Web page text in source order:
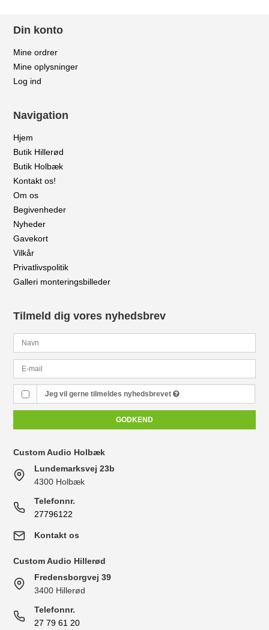
Din konto
Mine ordrer
Mine oplysninger
Log ind
Navigation
Hjem
Butik Hillerød
Butik Holbæk
Kontakt os!
Om os
Begivenheder
Nyheder
Gavekort
Vilkår
Privatlivspolitik
Galleri monteringsbilleder
Tilmeld dig vores nyhedsbrev
Jeg vil gerne tilmeldes nyhedsbrevet
GODKEND
Custom Audio Holbæk
Lundemarksvej 23b
4300 Holbæk
Telefonnr.
27796122
Kontakt os
Custom Audio Hillerød
Fredensborgvej 39
3400 Hillerød
Telefonnr.
27 79 61 20